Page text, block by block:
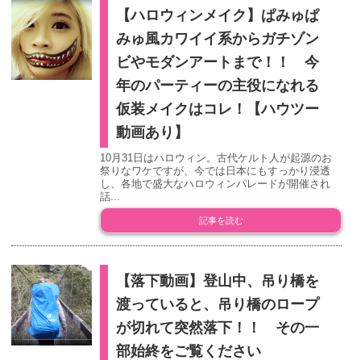
【ハロウィンメイク】ぱみゅぱ
みゅ風カワイイ系からガチゾン
ビやモダンアートまで！！ 今
年のパーティーの主役になれる
仮装メイクはコレ！【ハウツー
動画あり】
10月31日はハロウィン。古代ケルト人が起源のお
祭りなワケですが、今では日本にもすっかり浸透
し、各地で盛大なハロウィンパレードが開催され
話...
記事を読む
【落下動画】登山中、吊り橋を
渡っていると、吊り橋のロープ
が切れて突然落下！！ その一
部始終をご覧ください